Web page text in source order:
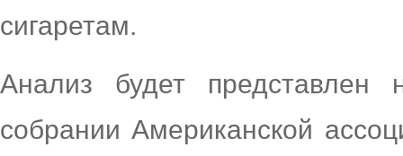
сигаретам.
Анализ будет
собрании Американской